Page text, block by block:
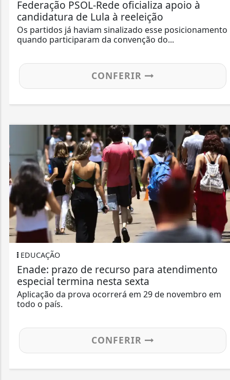
Federação PSOL-Rede oficializa apoio à
candidatura de Lula à reeleição
Os partidos já haviam sinalizado esse posicionamento
quando participaram da convenção do...
CONFERIR
EDUCAÇÃO
Enade: prazo de recurso para atendimento
especial termina nesta sexta
Aplicação da prova ocorrerá em 29 de novembro em
todo o país.
CONFERIR